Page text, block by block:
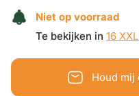
Niet op voorraad
Te bekijken in 16
Houd mij